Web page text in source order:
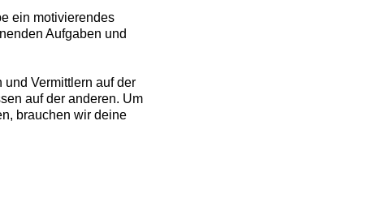
ein motivierendes
Aufgaben und
Vermittlern auf der
auf der anderen. Um
brauchen wir deine